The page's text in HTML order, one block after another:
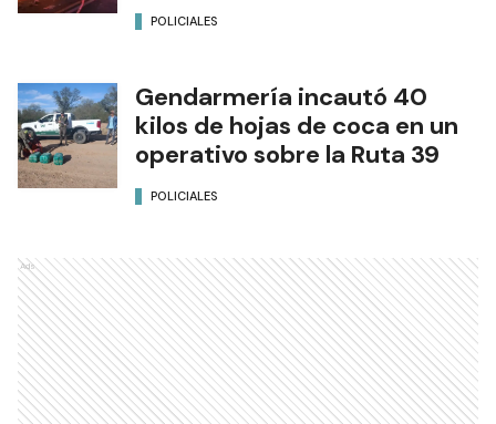
POLICIALES
Gendarmería incautó 40
kilos de hojas de coca en un
operativo sobre la Ruta 39
POLICIALES
Ads